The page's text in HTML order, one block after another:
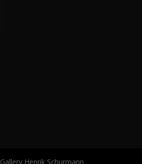
Gallery Henrik Schurmann